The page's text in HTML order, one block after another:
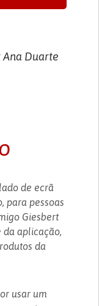
Ana Duarte
de ecrã
para pessoas
Giesbert
da aplicação,
da
usar um